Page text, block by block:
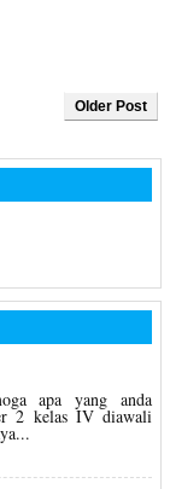
Older Post
apa yang anda
2 kelas IV diawali